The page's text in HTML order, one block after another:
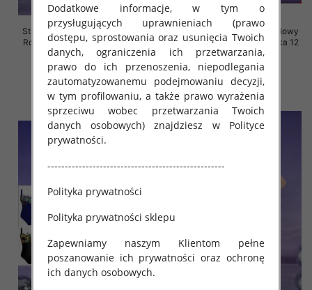
Stroje kąpielowe dwuczęściowy
Roz 46-60, Mix Kolor Paczka 12
szt.
44.00 zł
szczegóły
Stroje kąpielowe dwuczęściowy
Roz 46-60, Mix Kolor Paczka 12
szt.
44.00 zł
szczegóły
Dodatkowe informacje, w tym o
przysługujących uprawnieniach (prawo
dostępu, sprostowania oraz usunięcia Twoich
danych, ograniczenia ich przetwarzania,
prawo do ich przenoszenia, niepodlegania
zautomatyzowanemu podejmowaniu decyzji,
w tym profilowaniu, a także prawo wyrażenia
sprzeciwu wobec przetwarzania Twoich
danych osobowych) znajdziesz w Polityce
prywatności.
---------------------------------------------------
Polityka prywatności
Polityka prywatności sklepu
Zapewniamy naszym Klientom pełne
poszanowanie ich prywatności oraz ochronę
ich danych osobowych.